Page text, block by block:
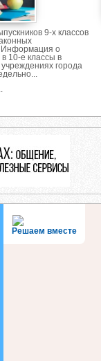
9-х классов
Информация о
10-е классы в
города
Решаем вместе